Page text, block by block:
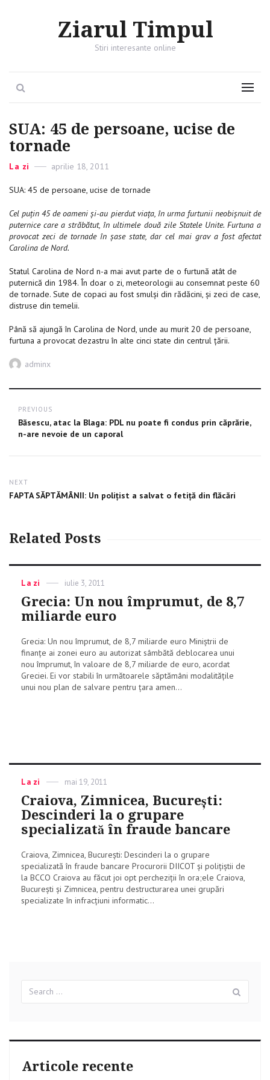
Ziarul Timpul
Stiri interesante online
Menu
SUA: 45 de persoane, ucise de
tornade
Categories
La zi
Posted
aprilie 18, 2011
SUA: 45 de persoane, ucise de tornade
Cel puţin 45 de oameni şi-au pierdut viaţa, în urma furtunii neobişnuit de
puternice care a străbătut, în ultimele două zile Statele Unite. Furtuna a
provocat zeci de tornade în şase state, dar cel mai grav a fost afectat
Carolina de Nord.
Statul Carolina de Nord n-a mai avut parte de o furtună atât de
puternică din 1984. În doar o zi, meteorologii au consemnat peste 60
de tornade. Sute de copaci au fost smulşi din rădăcini, și zeci de case,
distruse din temelii.
Până să ajungă în Carolina de Nord, unde au murit 20 de persoane,
furtuna a provocat dezastru în alte cinci state din centrul ţării.
Author
adminx
Post
navigation
PREVIOUS
Previous
post:
Băsescu, atac la Blaga: PDL nu poate fi condus prin căprărie,
n-are nevoie de un caporal
NEXT
Next
FAPTA SĂPTĂMÂNII: Un polițist a salvat o fetiță din flăcări
Related Posts
Categories
La zi
Posted
iulie 3, 2011
Grecia: Un nou împrumut, de 8,7
miliarde euro
Grecia: Un nou împrumut, de 8,7 miliarde euro Miniştrii de
finanţe ai zonei euro au autorizat sâmbătă deblocarea unui
nou împrumut, în valoare de 8,7 miliarde de euro, acordat
Greciei. Ei vor stabili în următoarele săptămâni modalităţile
unui nou plan de salvare pentru ţara amen...
Categories
La zi
Posted
mai 19, 2011
Craiova, Zimnicea, Bucureşti:
Descinderi la o grupare
specializată în fraude bancare
Craiova, Zimnicea, Bucureşti: Descinderi la o grupare
specializată în fraude bancare Procurorii DIICOT şi poliţiştii de
la BCCO Craiova au făcut joi opt percheziţii în ora;ele Craiova,
Bucureşti şi Zimnicea, pentru destructurarea unei grupări
specializate în infracţiuni informatic...
for:
Articole recente